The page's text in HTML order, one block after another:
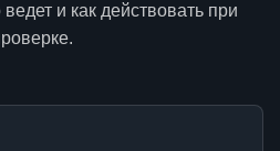
и как действовать при